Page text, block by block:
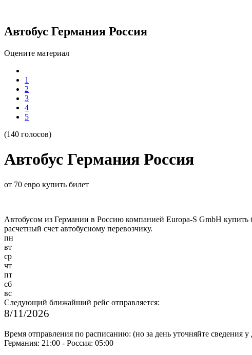
Автобус Германия Россия
Оцените материал
1
2
3
4
5
(140 голосов)
Автобус Германия Россия
от 70 евро купить билет
Автобусом из Германии в Россию компанией Europa-S GmbH
расчетный счет автобусному перевозчику.
пн
вт
ср
чт
пт
сб
вс
Следующий ближайший рейс отправляется:
8/11/2026
Время отправления по расписанию: (но за день уточняйте сведения
Германия: 21:00 - Россия: 05:00